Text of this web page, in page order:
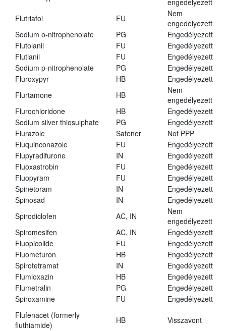
engedélyezett
Flutriafol
FU
Nem
engedélyezett
Sodium o-nitrophenolate
PG
Engedélyezett
Flutolanil
FU
Engedélyezett
Flutianil
FU
Engedélyezett
Sodium p-nitrophenolate
PG
Engedélyezett
Fluroxypyr
HB
Engedélyezett
Flurtamone
HB
Nem
engedélyezett
Flurochloridone
HB
Engedélyezett
Sodium silver thiosulphate
PG
Engedélyezett
Flurazole
Safener
Not PPP
Fluquinconazole
FU
Engedélyezett
Flupyradifurone
IN
Engedélyezett
Fluoxastrobin
FU
Engedélyezett
Fluopyram
FU
Engedélyezett
Spinetoram
IN
Engedélyezett
Spinosad
IN
Engedélyezett
Spirodiclofen
AC, IN
Nem
engedélyezett
Spiromesifen
AC, IN
Engedélyezett
Fluopicolide
FU
Engedélyezett
Fluometuron
HB
Engedélyezett
Spirotetramat
IN
Engedélyezett
Flumioxazin
HB
Engedélyezett
Flumetralin
PG
Engedélyezett
Spiroxamine
FU
Engedélyezett
Flufenacet (formerly
fluthiamide)
HB Visszavont